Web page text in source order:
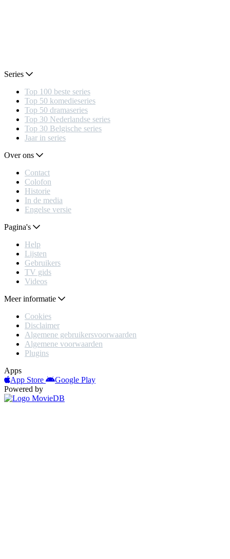
Series
Top 100 beste series
Top 50 komedieseries
Top 50 dramaseries
Top 30 Nederlandse series
Top 30 Belgische series
Jaar in series
Over ons
Contact
Colofon
Historie
In de media
Engelse versie
Pagina's
Help
Lijsten
Gebruikers
TV gids
Videos
Meer informatie
Cookies
Disclaimer
Algemene gebruikersvoorwaarden
Algemene voorwaarden
Plugins
Apps
App Store
Google Play
Powered by